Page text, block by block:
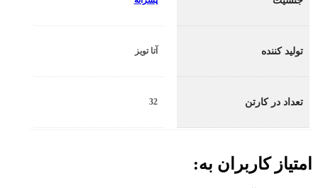
تولید کننده آتا تویز
تعداد در کارتن 32
امتیاز کاربران به: